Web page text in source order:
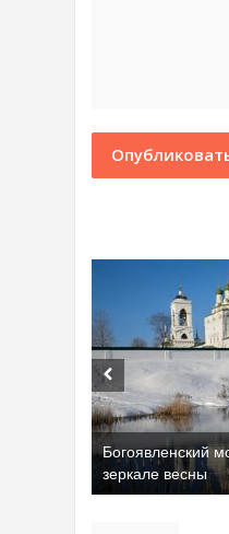
Богоявленский
зеркале весны